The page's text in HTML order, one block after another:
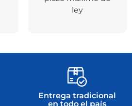
ley
Entrega tradicional
en todo el país